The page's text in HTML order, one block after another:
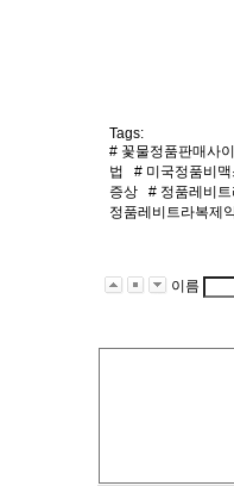
Tags:
# 꽃물정품판매사
법
# 미국정품비
증상 # 정품레­비
정품레­비트라복제
이름